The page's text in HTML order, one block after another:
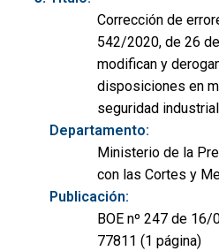
Corrección de
542/2020, de 26
modifican y
disposiciones en
seguridad
Departamento:
Ministerio de la
con las Cortes y
Publicación:
BOE nº 247 de
77811 (1 página)